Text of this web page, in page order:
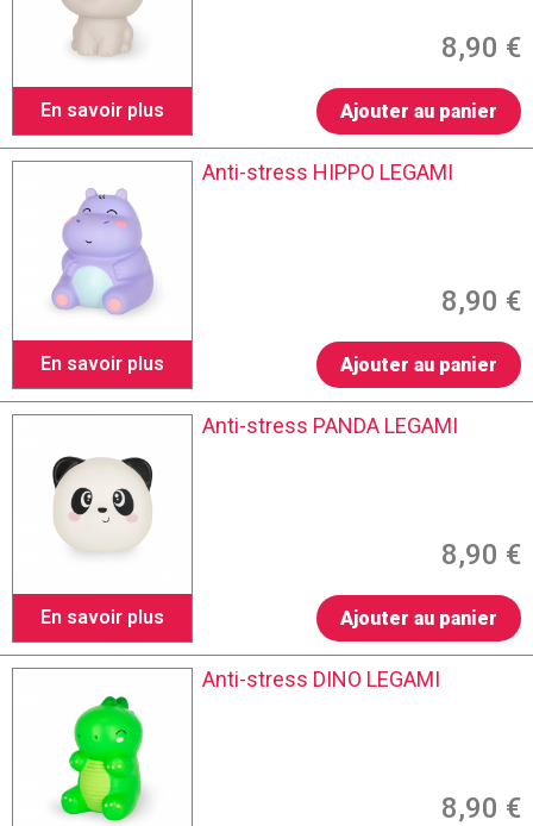
En savoir plus
8,90 €
Ajouter au panier
En savoir plus
Anti-stress HIPPO LEGAMI
8,90 €
Ajouter au panier
En savoir plus
Anti-stress PANDA LEGAMI
8,90 €
Ajouter au panier
Anti-stress DINO LEGAMI
8,90 €